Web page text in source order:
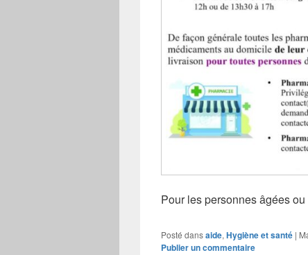
Pour les personnes âgées
Posté dansaide,Hygiène et santé |
Publier un commentaire